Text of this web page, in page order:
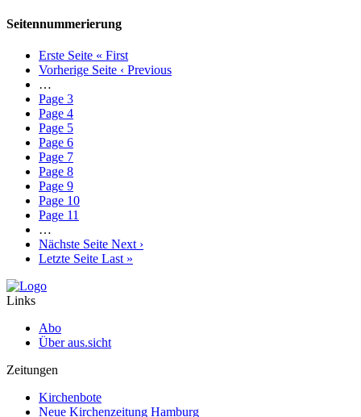
Seitennummerierung
Erste Seite « First
Vorherige Seite ‹ Previous
…
Page 3
Page 4
Page 5
Page 6
Page 7
Page 8
Page 9
Page 10
Page 11
…
Nächste Seite Next ›
Letzte Seite Last »
Links
Abo
Über aus.sicht
Zeitungen
Kirchenbote
Neue Kirchenzeitung Hamburg